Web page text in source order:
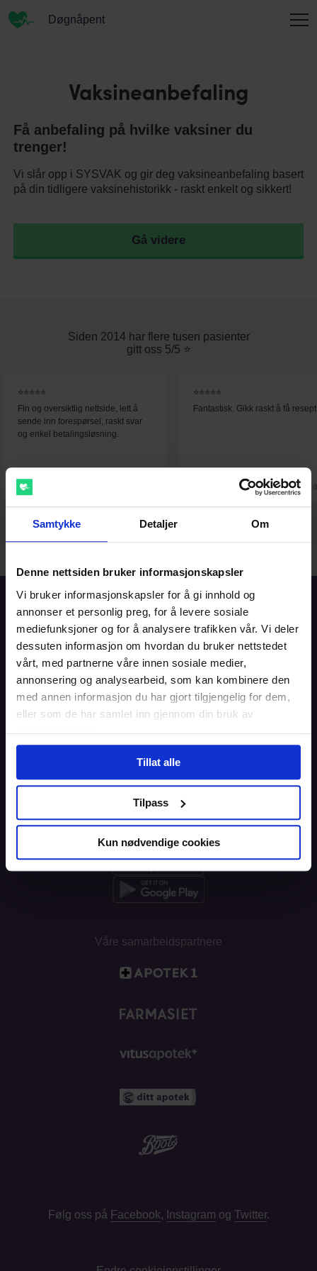
Samtykke Detaljer Om
Denne nettsiden bruker informasjonskapsler
Vi bruker informasjonskapsler for å gi innhold og
annonser et personlig preg, for å levere sosiale
mediefunksjoner og for å analysere trafikken vår. Vi deler
dessuten informasjon om hvordan du bruker nettstedet
vårt, med partnerne våre innen sosiale medier,
annonsering og analysearbeid, som kan kombinere den
med annen informasjon du har gjort tilgjengelig for dem,
eller som de har samlet inn gjennom din bruk av
tjenestene deres.
Tillat alle
Tilpass
Kun nødvendige cookies
Døgnåpent
Vaksineanbefaling
Få anbefaling på hvilke vaksiner du
trenger!
Vi slår opp i SYSVAK og gir deg vaksineanbefaling basert
på din tidligere vaksinehistorikk - raskt enkelt og sikkert!
Gå videre
Siden 2014 har flere tusen pasienter
gitt oss 5/5 ⭐️
⭐⭐⭐⭐⭐
Fin og oversiktlig nettside, lett å
sende inn forespørsel, raskt svar
og enkel betalingsløsning.
Christel
⭐⭐⭐⭐⭐
Fantastisk. Gikk raskt å få
1.
Forside
Informasjon
Blogg
Brukeravtale
Informasjonskapsler
Last ned appen
Våre samarbeidspartnere
Følg oss på Facebook, Instagram og Twitter.